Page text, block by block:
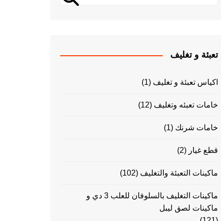
تعبئة و تغليف
اكياس تعبئة و تغليف (1)
خامات تعبئه وتغليف (12)
خامات شرنك (1)
قطع غيار (2)
ماكينات التعبئة والتغليف (102)
ماكينات التغليف بالسلوفان للعلب 3 دي و
ماكينات لصق ليبل